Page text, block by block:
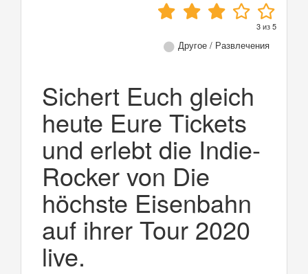
3из5
Другое / Развлечения
Sichert Euch gleich
heute Eure Tickets
und erlebt die Indie-
Rocker von Die
höchste Eisenbahn
auf ihrer Tour 2020
live.